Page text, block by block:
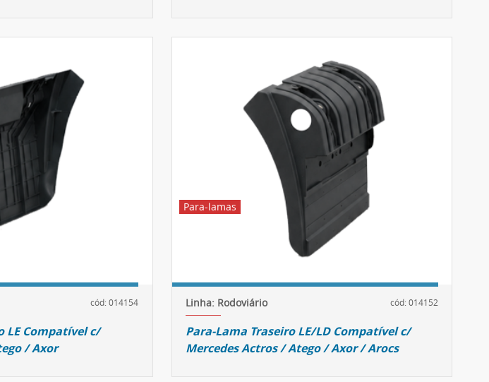
cód: 014154
LE Compatível c/
/ Axor
cód: 014152
Linha: Rodoviário
Para-Lama Traseiro LE/LD Compatível c/
Mercedes Actros / Atego / Axor / Arocs
Para-lamas